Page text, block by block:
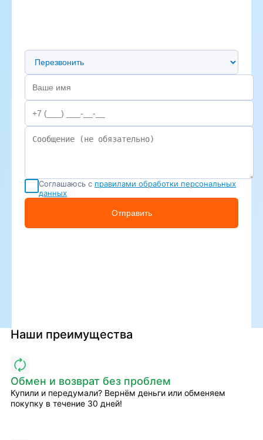
Предпочтительный способ связи
Соглашаюсь с правилами обработки персональных
данных
Отправить
Наши преимущества
Обмен и возврат без проблем
Купили и передумали? Вернём деньги или обменяем
покупку в течение 30 дней!